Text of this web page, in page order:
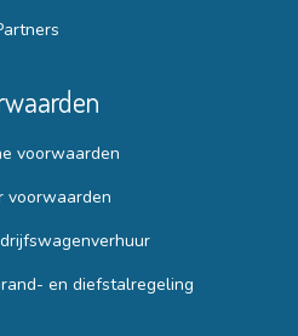
voorwaarden
voorwaarden
en diefstalregeling